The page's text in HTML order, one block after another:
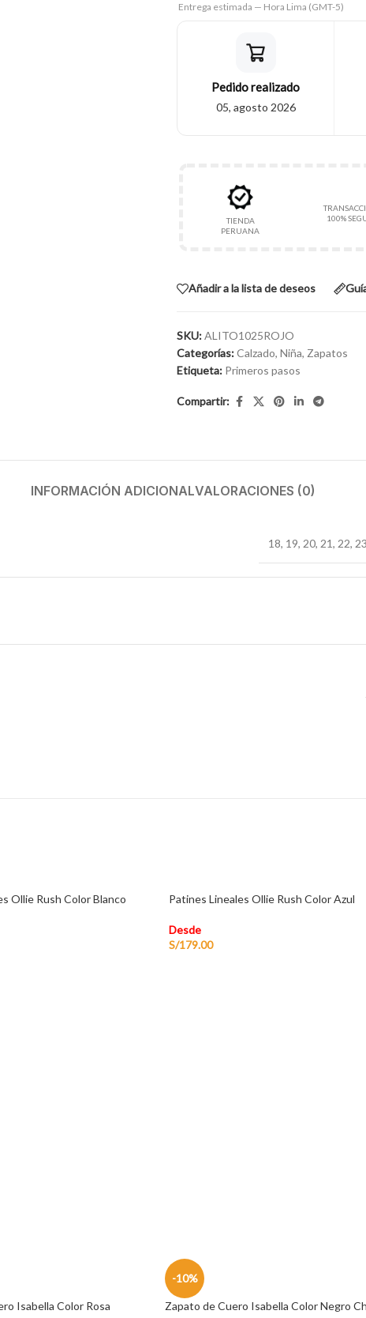
Entrega estimada — Hora Lima (GMT-5)
Pedido realizado
05, agosto 2026
TIENDA
PERUANA
100%
Añadir a la lista de deseos
SKU:ALITO1025ROJO
Categorías:Calzado, Niña, Zapatos
Etiqueta: Primeros pasos
Compartir:
INFORMACIÓN ADICIONALVALORACIONES (0)
18, 19, 20, 21, 22, 23
Ollie Rush Color Blanco Patines Lineales Ollie Rush Color Azul
Desde
S/179.00
Isabella Color Rosa
-10%
Zapato de Cuero Isabella Color Negro